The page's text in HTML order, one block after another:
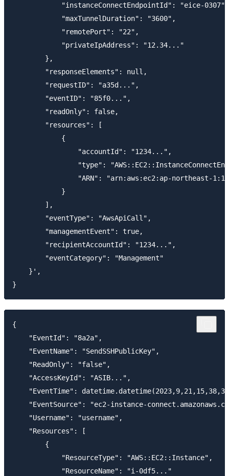
            "instanceConnectEndpointId": "eice-0307",
            "maxTunnelDuration": "3600",
            "remotePort": "22",
            "privateIpAddress": "12.34..."
        },
        "responseElements": null,
        "requestID": "a35d...",
        "eventID": "85f0...",
        "readOnly": false,
        "resources": [
            {
                "accountId": "1234...",
"type":
"ARN": "arn:aws:ec2:ap-northeast-
            }
        ],
        "eventType": "AwsApiCall",
        "managementEvent": true,
        "recipientAccountId": "1234...",
        "eventCategory": "Management"
    }',
{
    "EventId": "8a2a",
    "EventName": "SendSSHPublicKey",
    "ReadOnly": "false",
    "AccessKeyId": "ASIB...",
"EventTime":
"EventSource": "ec2-instance-
    "Username": "username",
    "Resources": [
        {
            "ResourceType": "AWS::EC2::Instance",
            "ResourceName": "i-0df5..."